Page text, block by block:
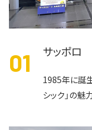
0 サッポロ
1985年に誕
シック」の魅